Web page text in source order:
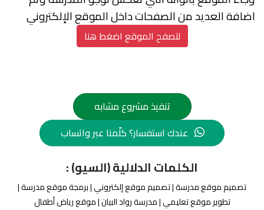
اضافة العديد من الصفحات داخل الموقع الإلكتروني
لتصفح الموقع اضغط هنا
تنفيذ مشروع مشابه
عندك استفسار؟ كلّمنا عبر واتساب
الكلمات الدلالية (السيو) :
تصميم موقع مدرسة | تصميم موقع إلكتروني | برمجة موقع مدرسة |
تطوير موقع تعليمي | مدرسة رواد البيان | موقع رياض أطفال